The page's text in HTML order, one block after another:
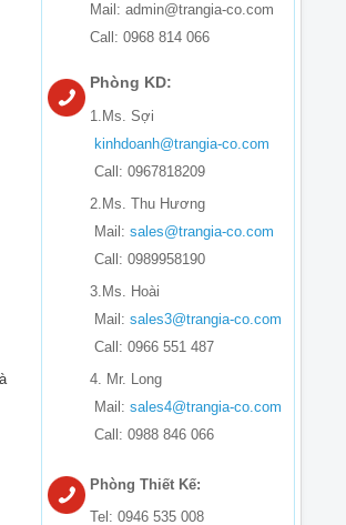
Mail: admin@trangia-co.com
Call: 0968 814 066
Phòng KD:
1.Ms. Sợi
kinhdoanh@trangia-co.com
Call: 0967818209
2.Ms. Thu Hương
Mail: sales@trangia-co.com
Call: 0989958190
3.Ms. Hoài
Mail: sales3@trangia-co.com
Call: 0966 551 487
4. Mr. Long
Mail: sales4@trangia-co.com
Call: 0988 846 066
Phòng Thiết Kế:
Tel: 0946 535 008